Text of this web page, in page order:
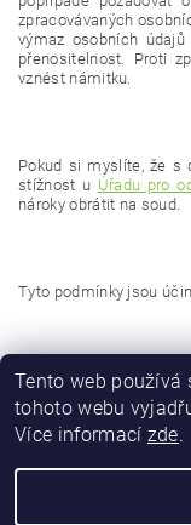
zpracovávaných
výmaz osobních
přenositelnost. Proti
vznést námitku.
Pokud si myslíte, že s
stížnost u Úřadu pro
nároky obrátit na soud.
Tyto podmínky jsou
Tento web používá
tohoto webu
Více informací zde.